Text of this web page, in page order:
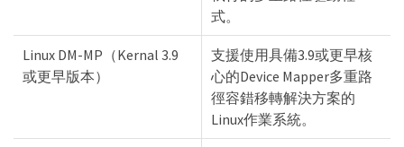
式。
Linux DM-MP（Kernal 3.9
或更早版本）
支援使用具備3.9或更早核
心的Device Mapper多重路
徑容錯移轉解決方案的
Linux作業系統。